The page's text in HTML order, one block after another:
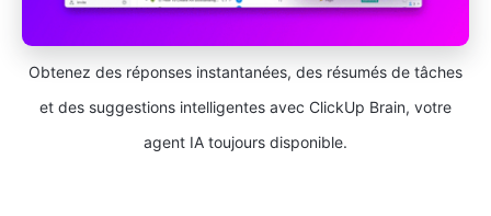
Obtenez des réponses instantanées, des résumés de tâches
et des suggestions intelligentes avec ClickUp Brain, votre
agent IA toujours disponible.